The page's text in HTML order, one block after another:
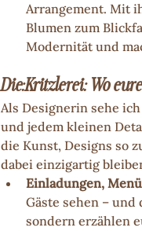
Arrangement. Mit
Blumen zum
Modernität und
Die:Kritzlerei: Wo
Als Designerin sehe
und jedem kleinen
die Kunst, Designs so
dabei einzigartig
Einladungen,
Gäste sehen –
sondern erzählen